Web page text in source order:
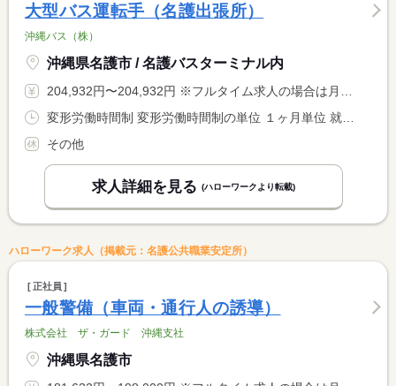
大型バス運転手（名護出張所）
沖縄バス（株）
沖縄県名護市 / 名護バスターミナル内
204,932円〜204,932円 ※フルタイム求人の場合は月額（換算額）、パート求人の場合は時間額を表示しています。
その他
求人詳細を見る (ハローワークより転載)
ハローワーク求人（掲載元：名護公共職業安定所）
正社員
一般警備（車両・通行人の誘導）
株式会社 ザ・ガード 沖縄支社
沖縄県名護市